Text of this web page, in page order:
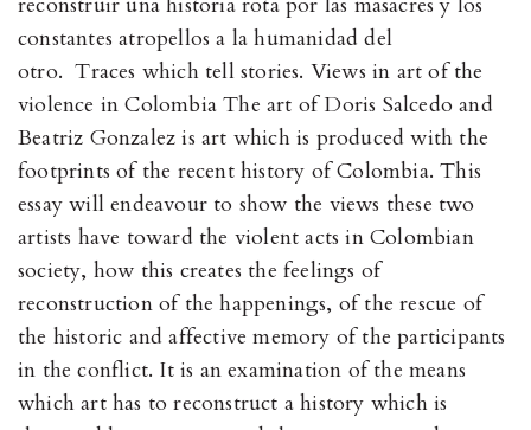
constantes atropellos a la humanidad del
otro. Traces which tell stories. Views in art of the
violence in Colombia The art of Doris Salcedo and
Beatriz Gonzalez is art which is produced with the
footprints of the recent history of Colombia. This
essay will endeavour to show the views these two
artists have toward the violent acts in Colombian
society, how this creates the feelings of
reconstruction of the happenings, of the rescue of
the historic and affective memory of the participants
in the conflict. It is an examination of the means
which art has to reconstruct a history which is